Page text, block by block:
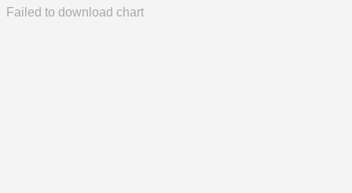
Failed to download chart